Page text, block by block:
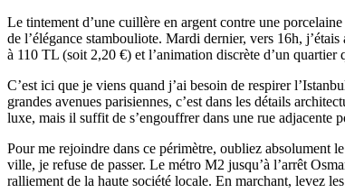
Le tintement d’une cuillère en argent contre une
de l’élégance stambouliote. Mardi dernier, vers 16h,
à 110 TL (soit 2,20 €) et l’animation discrète d’un
C’est ici que je viens quand j’ai besoin de respirer
grandes avenues parisiennes, c’est dans les détails
luxe, mais il suffit de s’engouffrer dans une rue adjacente
Pour me rejoindre dans ce périmètre, oubliez absolument
ville, je refuse de passer. Le métro M2 jusqu’à l’arrêt
ralliement de la haute société locale. En marchant, levez